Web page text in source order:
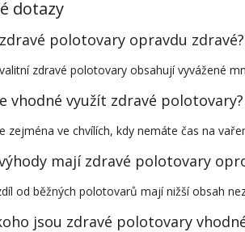
dotazy
zdravé polotovary opravdu zdravé?
zdravé polotovary obsahují vyvážené
vhodné využít zdravé polotovary?
zejména ve chvílích, kdy nemáte čas na
výhody mají zdravé polotovary
od běžných polotovarů mají nižší obsah
jsou zdravé polotovary